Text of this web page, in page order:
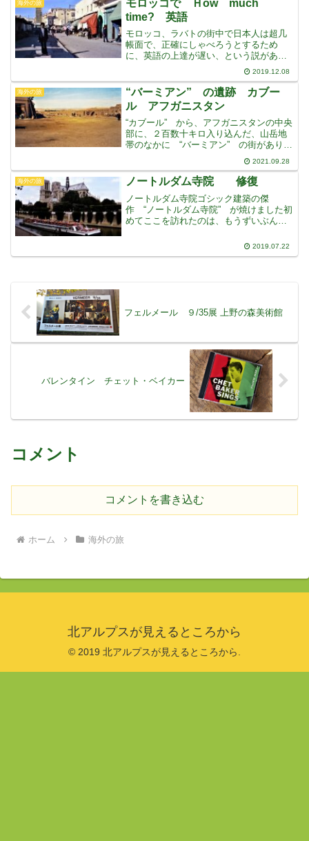
気温が低く底冷えし、寒く
海外の旅
モロッコで Ｈow much
time? 英語
モロッコ、ラバトの街中で日本人は超几
帳面で、正確にしゃべろうとするため
に、英語の上達が遅い、という説があり
ます・・・私の説ですが・・・あるとき
英語がネイティブでない国、たしか “モ
ロッコ” でだったと思いますが、ある若
者が、私の腕時計を指差
2019.12.08
海外の旅
“バーミアン” の遺跡 カブー
ル アフガニスタン
“カブール” から、アフガニスタンの中央
部に、２百数十キロ入り込んだ、山岳地
帯のなかに “バーミアン” の街がありま
すバーミアンは、仏教の中心地として栄
え、常時数千人の僧侶が住みつき、巡礼
者が絶えませんでした絶壁を利用した、
高さ５３ｍもある
2021.09.28
海外の旅 ノートルダム寺院 修復
ノートルダム寺院ゴシック建築の傑
作 “ノートルダム寺院” が焼けました初
めてここを訪れたのは、もうずいぶん前
れ、真っ先に連れていかれました初めて
2019.07.22
フェルメール ９/35展 上野の森美術館
バレンタイン チェット・ベイカー
コメント
コメントを書き込む
ホーム 海外の旅
北アルプスが見えるところから
© 2019 北アルプスが見えるところから.